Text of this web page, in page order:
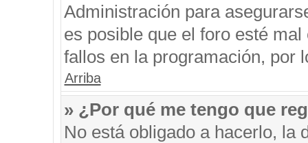
Administración para
es posible que el foro esté
fallos en la programación, por
Arriba
» ¿Por qué me tengo que
No está obligado a hacerlo, la